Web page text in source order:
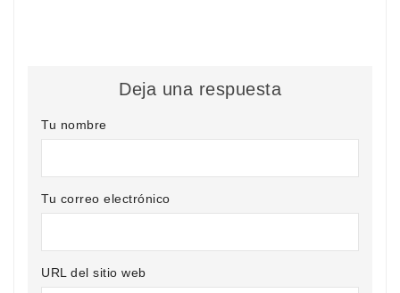
Deja una respuesta
Tu nombre
Tu correo electrónico
URL del sitio web